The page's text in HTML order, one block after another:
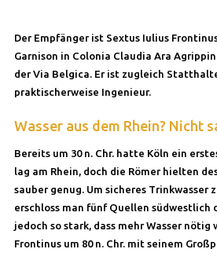
Der Empfänger ist Sextus Iulius
Garnison in Colonia Claudia Ara
der Via Belgica. Er ist zugleich
praktischerweise Ingenieur.
Wasser aus dem Rhein? Nicht
Bereits um 30 n. Chr. hatte Köln ein
lag am Rhein, doch die Römer hielten
sauber genug. Um sicheres Trinkwasser
erschloss man fünf Quellen südwestlich
jedoch so stark, dass mehr Wasser nötig
Frontinus um 80 n. Chr. mit seinem